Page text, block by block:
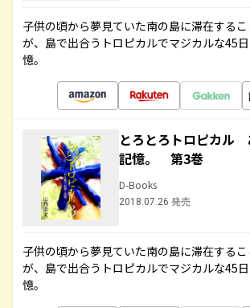
子供の頃から夢見ていた南の島に滞在する
が、島で出合うトロピカルでマジカルな45
憶。
とろとろトロピカル
記憶。 第3巻
D-Books
2018.07.26 発売
子供の頃から夢見ていた南の島に滞在する
が、島で出合うトロピカルでマジカルな45
憶。